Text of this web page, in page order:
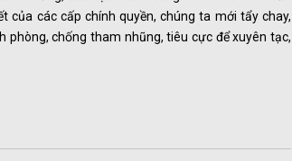
của các cấp chính quyền, chúng ta mới tẩy chay,
chống tham nhũng, tiêu cực để xuyên tạc,